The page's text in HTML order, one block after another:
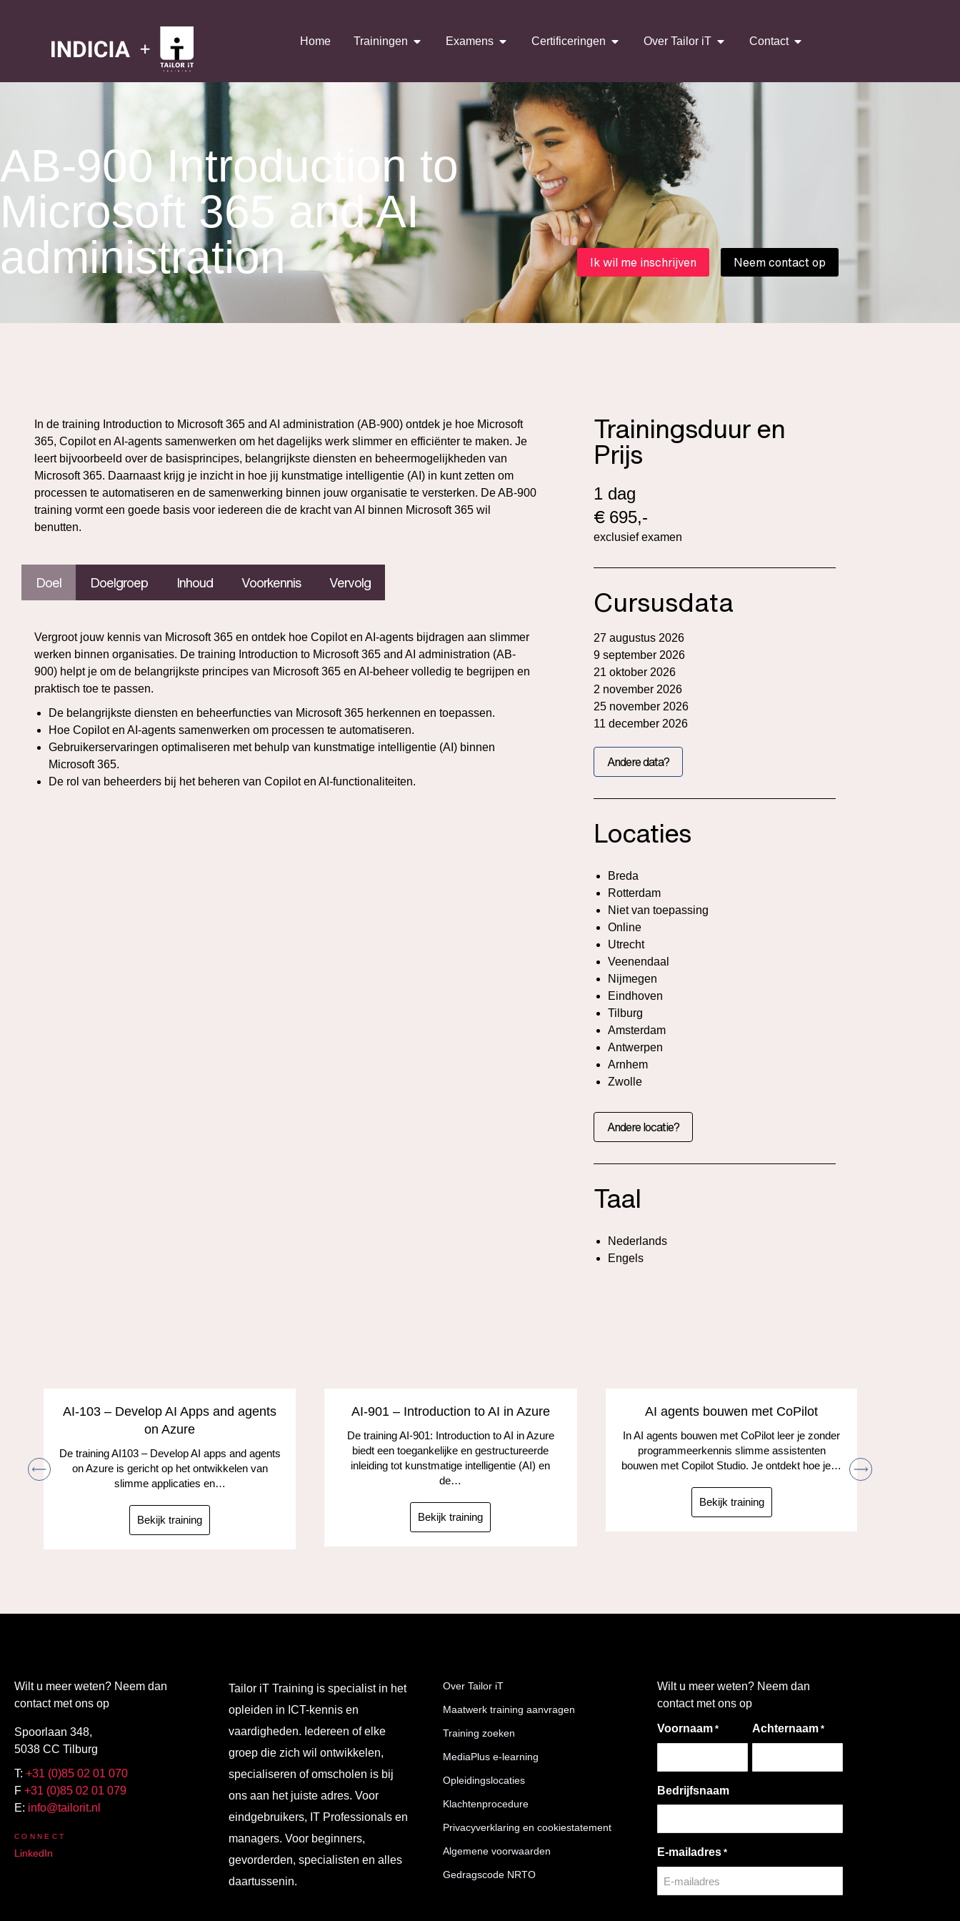
Home Trainingen Examens Certificeringen Over Tailor iT Contact
AB-900 Introduction to
Microsoft 365 and AI
administration
Ik wil me inschrijven Neem contact op
In de training Introduction to Microsoft 365 and AI administration (AB-900) ontdek je hoe Microsoft
365, Copilot en AI-agents samenwerken om het dagelijks werk slimmer en efficiënter te maken. Je
leert bijvoorbeeld over de basisprincipes, belangrijkste diensten en beheermogelijkheden van
Microsoft 365. Daarnaast krijg je inzicht in hoe jij kunstmatige intelligentie (AI) in kunt zetten om
processen te automatiseren en de samenwerking binnen jouw organisatie te versterken. De AB-900
training vormt een goede basis voor iedereen die de kracht van AI binnen Microsoft 365 wil
benutten.
Doel Doelgroep Inhoud Voorkennis Vervolg
Vergroot jouw kennis van Microsoft 365 en ontdek hoe Copilot en AI-agents bijdragen aan slimmer
werken binnen organisaties. De training Introduction to Microsoft 365 and AI administration (AB-
900) helpt je om de belangrijkste principes van Microsoft 365 en AI-beheer volledig te begrijpen en
praktisch toe te passen.
De belangrijkste diensten en beheerfuncties van Microsoft 365 herkennen en toepassen.
Hoe Copilot en AI-agents samenwerken om processen te automatiseren.
Gebruikerservaringen optimaliseren met behulp van kunstmatige intelligentie (AI) binnen
Microsoft 365.
De rol van beheerders bij het beheren van Copilot en AI-functionaliteiten.
Trainingsduur en
Prijs
1 dag
€ 695,-
exclusief examen
Cursusdata
27 augustus 2026
9 september 2026
21 oktober 2026
2 november 2026
25 november 2026
11 december 2026
Andere data?
Locaties
Breda
Rotterdam
Niet van toepassing
Online
Utrecht
Veenendaal
Nijmegen
Eindhoven
Tilburg
Amsterdam
Antwerpen
Arnhem
Zwolle
Andere locatie?
Taal
Nederlands
Engels
AI-103 – Develop AI Apps and agents
on Azure
De training AI103 – Develop AI apps and agents
on Azure is gericht op het ontwikkelen van
slimme applicaties en…
Bekijk training
AI-901 – Introduction to AI in Azure
De training AI-901: Introduction to AI in Azure
biedt een toegankelijke en gestructureerde
inleiding tot kunstmatige intelligentie (AI) en
de…
Bekijk training
AI agents bouwen met CoPilot
In AI agents bouwen met CoPilot leer je zonder
programmeerkennis slimme assistenten
bouwen met Copilot Studio. Je ontdekt hoe je…
Bekijk training
Wilt u meer weten? Neem dan
contact met ons op
Spoorlaan 348,
5038 CC Tilburg
T: +31 (0)85 02 01 070
F +31 (0)85 02 01 079
E: info@tailorit.nl
CONNECT
LinkedIn
Tailor iT Training is specialist in het
opleiden in ICT-kennis en
vaardigheden. Iedereen of elke
groep die zich wil ontwikkelen,
specialiseren of omscholen is bij
ons aan het juiste adres. Voor
eindgebruikers, IT Professionals en
managers. Voor beginners,
gevorderden, specialisten en alles
daartussenin.
Over Tailor iT
Maatwerk training aanvragen
Training zoeken
MediaPlus e-learning
Opleidingslocaties
Klachtenprocedure
Privacyverklaring en cookiestatement
Algemene voorwaarden
Gedragscode NRTO
Wilt u meer weten? Neem dan
contact met ons op
Voornaam * Achternaam *
Bedrijfsnaam
E-mailadres *